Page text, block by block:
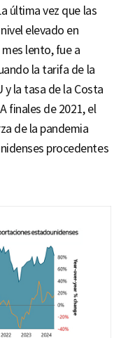
última vez que las
elevado en
lento, fue a
la tarifa de la
y la tasa de la Costa
finales de 2021, el
de la pandemia
procedentes